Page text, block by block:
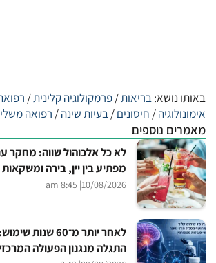
באותו נושא:בריאות/פרמקולוגיה קלינית/
אימונולוגיה/ חיסונים/בעיות שינה/ רפואה
מאמרים נוספים
לא כל אלכוהול שווה: מחקר
מפתיע בין יין, בירה
10/08/2026
| 8:45 am
לאחר יותר מ־60
התגלה מנגנון הפעולה